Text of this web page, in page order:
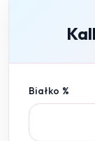
Białko %